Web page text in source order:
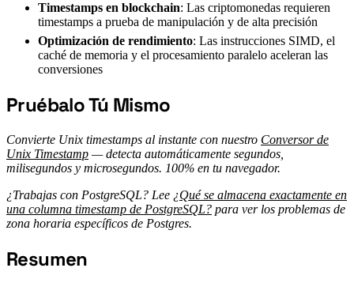
Timestamps en blockchain: Las criptomonedas requieren
timestamps a prueba de manipulación y de alta precisión
Optimización de rendimiento: Las instrucciones SIMD, el
caché de memoria y el procesamiento paralelo aceleran las
conversiones
#
Pruébalo Tú Mismo
Convierte Unix timestamps al instante con nuestro Conversor de
Unix Timestamp — detecta automáticamente segundos,
milisegundos y microsegundos. 100% en tu navegador.
¿Trabajas con PostgreSQL? Lee ¿Qué se almacena exactamente en
una columna timestamp de PostgreSQL? para ver los problemas de
zona horaria específicos de Postgres.
#
Resumen